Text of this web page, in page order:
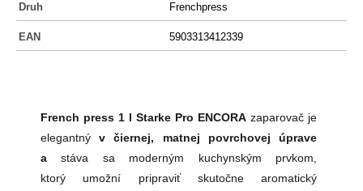
Druh Frenchpress
EAN 5903313412339
French press 1 l Starke Pro ENCORA zaparovač je
elegantnýv
čiernej, matnej povrchovej úprave
astáva sa moderným kuchynským prvkom,
ktorý umožní pripraviť skutočne aromatický